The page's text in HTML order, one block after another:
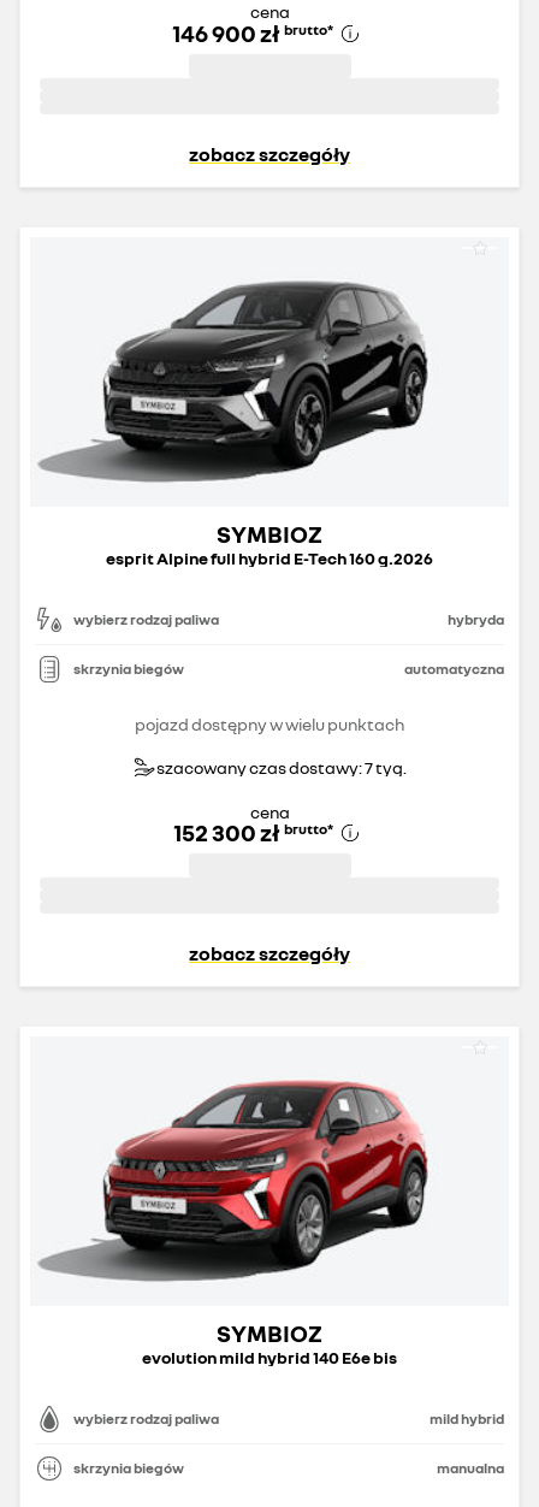
cena
146 900 zł brutto*
zobacz szczegóły
SYMBIOZ
esprit Alpine full hybrid E-Tech 160 g.2026
wybierz rodzaj paliwa hybryda
skrzynia biegów automatyczna
pojazd dostępny w wielu punktach
szacowany czas dostawy: 7 tyg.
cena
152 300 zł brutto*
zobacz szczegóły
SYMBIOZ
evolution mild hybrid 140 E6e bis
wybierz rodzaj paliwa mild hybrid
skrzynia biegów manualna